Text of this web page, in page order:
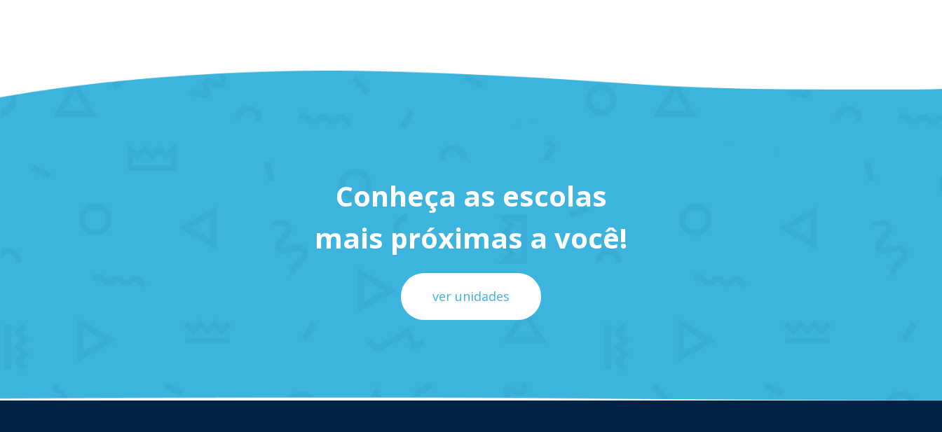
Conheça as escolas
mais próximas a você!
ver unidades